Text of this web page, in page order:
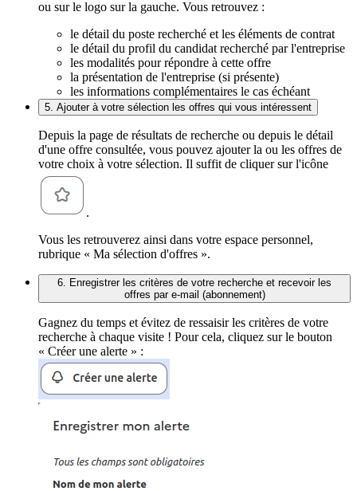
ou sur le logo sur la gauche. Vous retrouvez :
le détail du poste recherché et les éléments de contrat
le détail du profil du candidat recherché par l'entreprise
les modalités pour répondre à cette offre
la présentation de l'entreprise (si présente)
les informations complémentaires le cas échéant
5. Ajouter à votre sélection les offres qui vous intéressent
Depuis la page de résultats de recherche ou depuis le détail
d'une offre consultée, vous pouvez ajouter la ou les offres de
votre choix à votre sélection. Il suffit de cliquer sur l'icône
.
Vous les retrouverez ainsi dans votre espace personnel,
rubrique « Ma sélection d'offres ».
6. Enregistrer les critères de votre recherche et recevoir les
offres par e-mail (abonnement)
Gagnez du temps et évitez de ressaisir les critères de votre
recherche à chaque visite ! Pour cela, cliquez sur le bouton
« Créer une alerte » :